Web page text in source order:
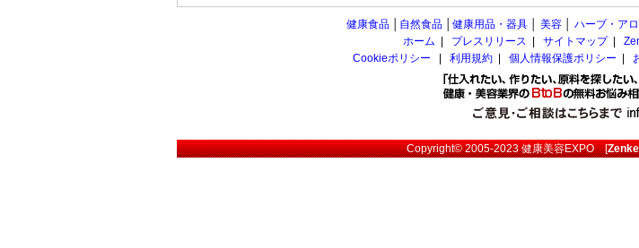
健康食品 自然食品 健康用品・器具 美容 ハーブ・ア
ホーム
プレスリリース サイトマップ|
Cookieポリシー
利用規約 個人情報保護ポリシー
Copyright© 2005-2023健康美容EXPO[